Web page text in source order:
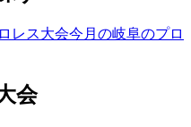
レス大会今月の岐阜のプロ
会